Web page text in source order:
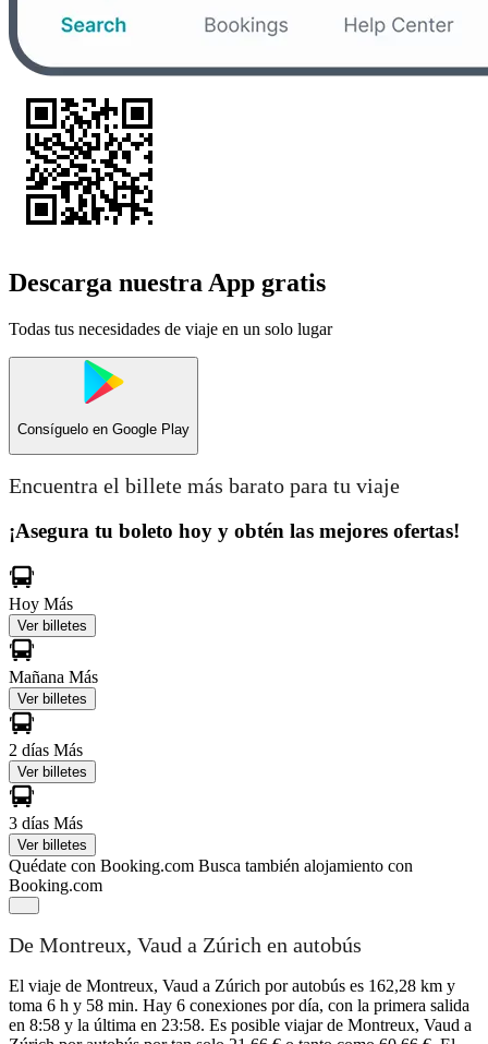
Descarga nuestra App gratis
Todas tus necesidades de viaje en un solo lugar
Consíguelo en Google Play
Encuentra el billete más barato para tu viaje
¡Asegura tu boleto hoy y obtén las mejores ofertas!
Hoy Más
Ver billetes
Mañana Más
Ver billetes
2 días Más
Ver billetes
3 días Más
Ver billetes
Quédate con Booking.com Busca también alojamiento con
Booking.com
De Montreux, Vaud a Zúrich en autobús
El viaje de Montreux, Vaud a Zúrich por autobús es 162,28 km y
toma 6 h y 58 min. Hay 6 conexiones por día, con la primera salida
en 8:58 y la última en 23:58. Es posible viajar de Montreux, Vaud a